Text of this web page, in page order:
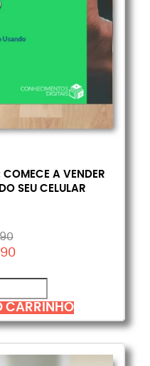
A VENDER
SEU CELULAR
CARRINHO